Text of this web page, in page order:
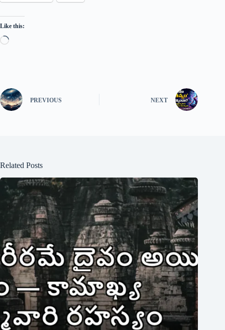
Like this:
PREVIOUS NEXT
Related Posts